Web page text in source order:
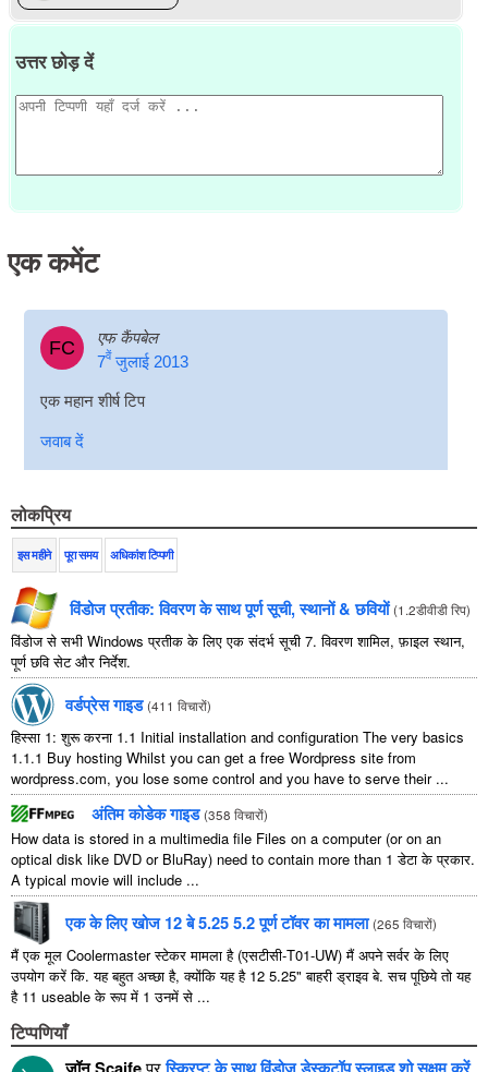
उत्तर छोड़ दें
एककमेंट
FC
एफ कैंपबेल
7वेंजुलाई 2013
एक महान शीर्ष टिप
जवाब दें
लोकप्रिय
इस महीने पूरा समय अधिकांश टिप्पणी
विंडोज प्रतीक: विवरण के साथ पूर्ण सूची, स्थानों & छवियों (1.2डीवीडी रिप)
विंडोज से सभी Windows प्रतीक के लिए एक संदर्भ सूची 7. विवरण शामिल, फ़ाइल स्थान,
पूर्ण छवि सेट और निर्देश.
वर्डप्रेस गाइड (411 विचारों)
हिस्सा 1: शुरू करना 1.1 Initial installation and configuration The very basics
1.1.1 Buy hosting Whilst you can get a free Wordpress site from
wordpress.com, you lose some control and you have to serve their...
अंतिम कोडेक गाइड (358 विचारों)
How data is stored in a multimedia file Files on a computer(or on an
optical disk like DVD or BluRay) need to contain more than 1 डेटा के प्रकार.
A typical movie will include ...
एक के लिए खोज 12 बे 5.25 5.2 पूर्ण टॉवर का मामला (265 विचारों)
मैं एक मूल Coolermaster स्टेकर मामला है (एसटीसी-T01-UW) मैं अपने सर्वर के लिए
उपयोग करें कि. यह बहुत अच्छा है, क्योंकि यह है 12 5.25" बाहरी ड्राइव बे. सच पूछिये तो यह
है 11 useable के रूप में 1 उनमें से ...
टिप्पणियाँ
पर